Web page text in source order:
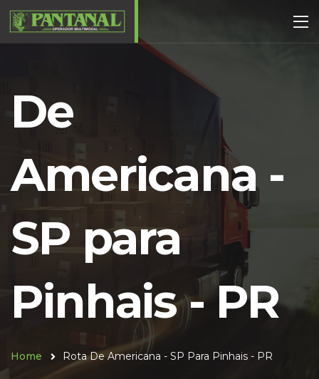
De
Americana -
SP para
Pinhais - PR
Home Rota De Americana - SP Para Pinhais - PR